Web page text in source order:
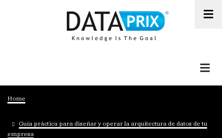
Breadcrumb
Home
Guía práctica para diseñar y operar la arquitectura de datos de tu
empresa